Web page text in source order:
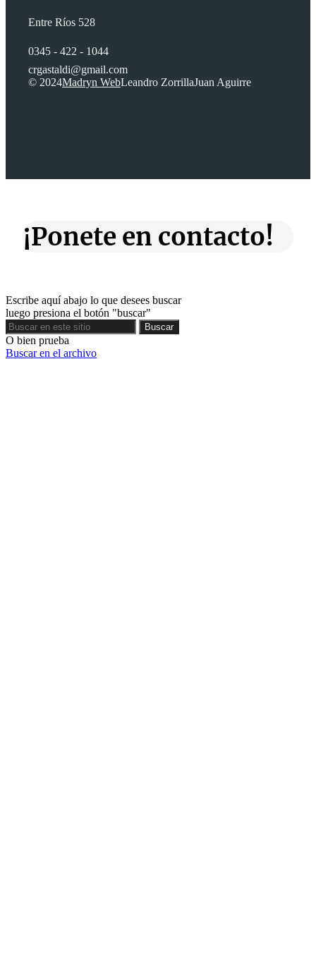
Entre Ríos 528
0345 - 422 - 1044
crgastaldi@gmail.com
© 2024Madryn WebLeandro ZorrillaJuan Aguirre
¡Ponete en contacto!
Escribe aquí abajo lo que desees buscar
luego presiona el botón "buscar"
Buscar
Buscar
O bien prueba
Buscar en el archivo